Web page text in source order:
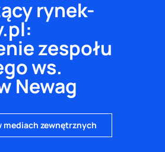
rynek-
zespołu
ws.
Newag
mediach zewnętrznych